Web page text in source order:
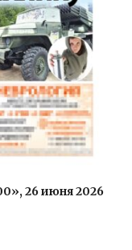
26 июня 2026